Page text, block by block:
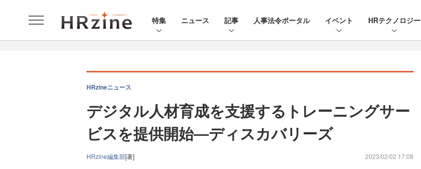
特集 ニュース 記事 人事法令ポータル イベント HRテクノロジー
HRzineニュース
デジタル人材育成を支援するトレーニングサー
ビスを提供開始―ディスカバリーズ
HRzine編集部[著] 2023/02/02 17:08